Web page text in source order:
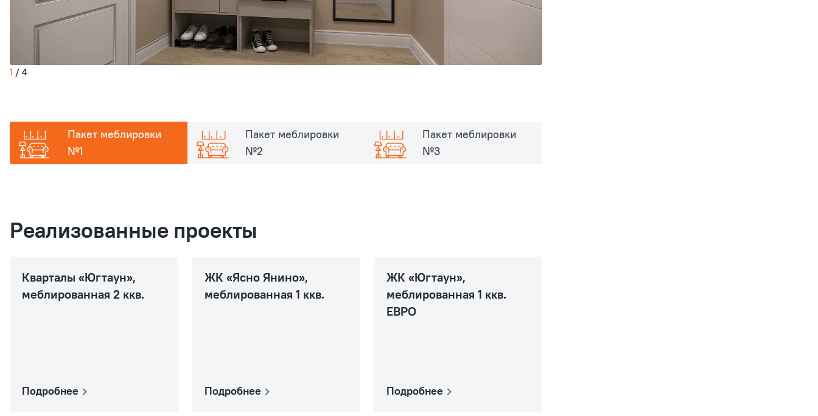
1 /4
Пакет меблировки
№1
Пакет меблировки
№2
Пакет меблировки
№3
Реализованные проекты
Кварталы «Югтаун»,
меблированная 2 ккв.
Подробнее
ЖК «Ясно Янино»,
меблированная 1 ккв.
Подробнее
ЖК «Югтаун»,
меблированная 1 ккв.
ЕВРО
Подробнее